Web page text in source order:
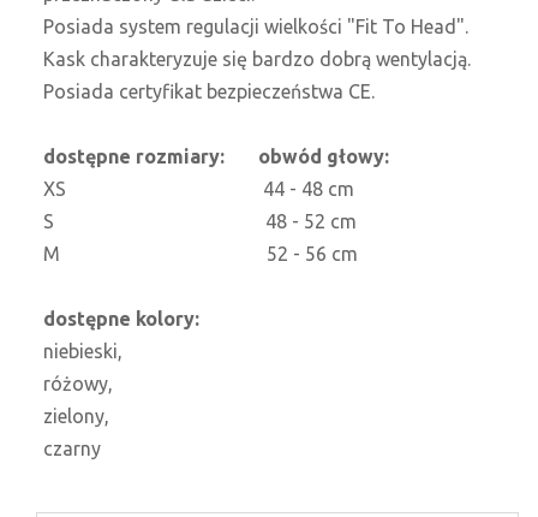
Posiada system regulacji wielkości "Fit To Head".
Kask charakteryzuje się bardzo dobrą wentylacją.
Posiada certyfikat bezpieczeństwa CE.
dostępne rozmiary: obwód głowy:
XS 44 - 48 cm
S 48 - 52 cm
M 52 - 56 cm
dostępne kolory:
niebieski,
różowy,
zielony,
czarny